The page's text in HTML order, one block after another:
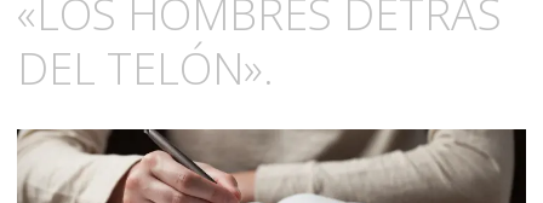
«LOS HOMBRES DETRÁS
DEL TELÓN».